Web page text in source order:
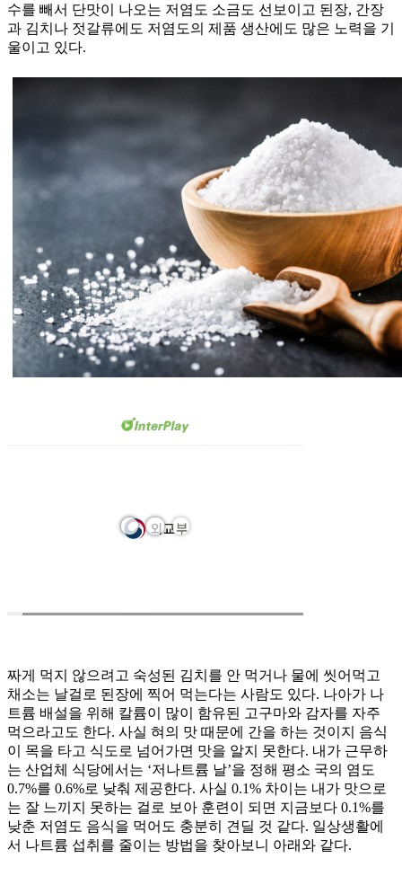
수를 빼서 단맛이 나오는 저염도 소금도 선보이고 된장, 간장
과 김치나 젓갈류에도 저염도의 제품 생산에도 많은 노력을 기
울이고 있다.
짜게 먹지 않으려고 숙성된 김치를 안 먹거나 물에 씻어먹고
채소는 날걸로 된장에 찍어 먹는다는 사람도 있다. 나아가 나
트륨 배설을 위해 칼륨이 많이 함유된 고구마와 감자를 자주
먹으라고도 한다. 사실 혀의 맛 때문에 간을 하는 것이지 음식
이 목을 타고 식도로 넘어가면 맛을 알지 못한다. 내가 근무하
는 산업체 식당에서는 ‘저나트륨 날’을 정해 평소 국의 염도
0.7%를 0.6%로 낮춰 제공한다. 사실 0.1% 차이는 내가 맛으로
는 잘 느끼지 못하는 걸로 보아 훈련이 되면 지금보다 0.1%를
낮춘 저염도 음식을 먹어도 충분히 견딜 것 같다. 일상생활에
서 나트륨 섭취를 줄이는 방법을 찾아보니 아래와 같다.